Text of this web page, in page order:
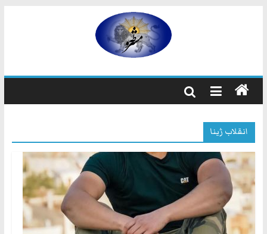
مشروطه
مشروطه
حزب
راه
شیوه
ایرانیانی
است
که
انقلاب ژینا